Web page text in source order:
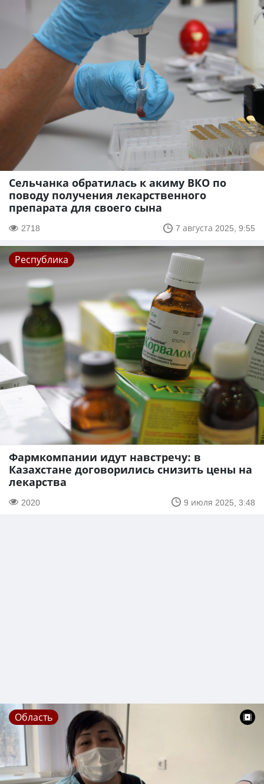
Сельчанка обратилась к акиму ВКО по
поводу получения лекарственного
препарата для своего сына
2718 7 августа 2025, 9:55
Республика
Фармкомпании идут навстречу: в
Казахстане договорились снизить цены на
лекарства
2020 9 июля 2025, 3:48
Область